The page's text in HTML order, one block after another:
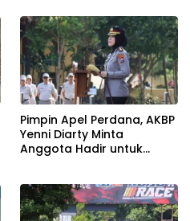
Pimpin Apel Perdana, AKBP
Yenni Diarty Minta
Anggota Hadir untuk